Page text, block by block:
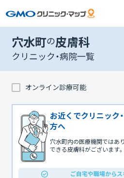
穴水町の皮膚科
クリニック・病院一覧
オンライン診療可能
お近くでクリニック
方へ
穴水町内の医療機関ではあ
できる皮膚科がございます。
ご自宅や職場からス